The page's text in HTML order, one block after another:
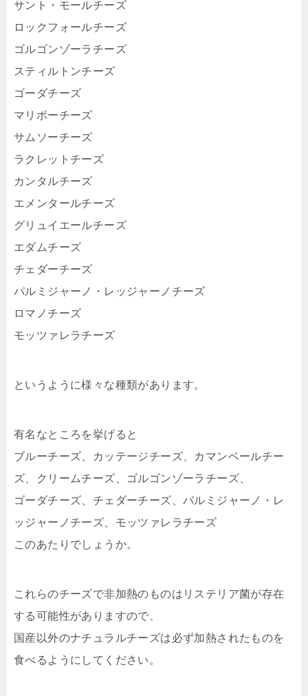
サント・モールチーズ
ロックフォールチーズ
ゴルゴンゾーラチーズ
スティルトンチーズ
ゴーダチーズ
マリボーチーズ
サムソーチーズ
ラクレットチーズ
カンタルチーズ
エメンタールチーズ
グリュイエールチーズ
エダムチーズ
チェダーチーズ
パルミジャーノ・レッジャーノチーズ
ロマノチーズ
モッツァレラチーズ
というように様々な種類があります。
有名なところを挙げると
ブルーチーズ、カッテージチーズ、カマンベールチー
ズ、クリームチーズ、ゴルゴンゾーラチーズ、
ゴーダチーズ、チェダーチーズ、パルミジャーノ・レ
ッジャーノチーズ、モッツァレラチーズ
このあたりでしょうか。
これらのチーズで非加熱のものはリステリア菌が存在
する可能性がありますので、
国産以外のナチュラルチーズは必ず加熱されたものを
食べるようにしてください。